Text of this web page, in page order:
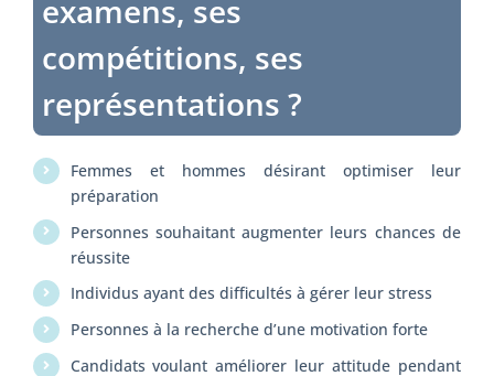
examens, ses
compétitions, ses
représentations ?
Femmes et hommes désirant optimiser leur
préparation
Personnes souhaitant augmenter leurs chances de
réussite
Individus ayant des difficultés à gérer leur stress
Personnes à la recherche d’une motivation forte
Candidats voulant améliorer leur attitude pendant